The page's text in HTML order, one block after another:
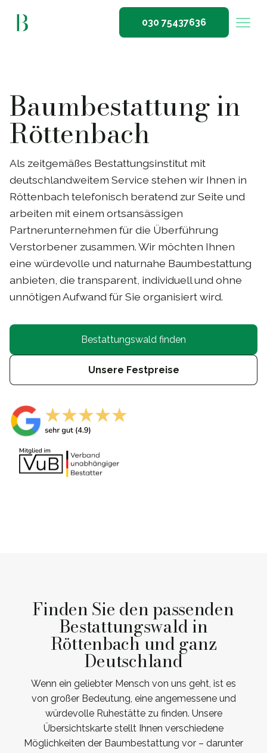
030 75437636
Baumbestattung in
Röttenbach
Als zeitgemäßes Bestattungsinstitut mit
deutschlandweitem Service stehen wir Ihnen in
Röttenbach telefonisch beratend zur Seite und
arbeiten mit einem ortsansässigen
Partnerunternehmen für die Überführung
Verstorbener zusammen. Wir möchten Ihnen
eine würdevolle und naturnahe Baumbestattung
anbieten, die transparent, individuell und ohne
unnötigen Aufwand für Sie organisiert wird.
Bestattungswald finden
Unsere Festpreise
Finden Sie den passenden
Bestattungswald in
Röttenbach und ganz
Deutschland
Wenn ein geliebter Mensch von uns geht, ist es
von großer Bedeutung, eine angemessene und
würdevolle Ruhestätte zu finden. Unsere
Übersichtskarte stellt Ihnen verschiedene
Möglichkeiten der Baumbestattung vor – darunter